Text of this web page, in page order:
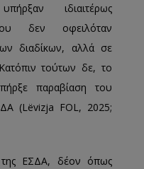
ιδιαιτέρως
δεν οφειλόταν
διαδίκων, αλλά σε
Κατόπιν τούτων δε, το
παραβίαση του
(Lëvizja FOL, 2025;
ΕΣΔΑ, δέον όπως